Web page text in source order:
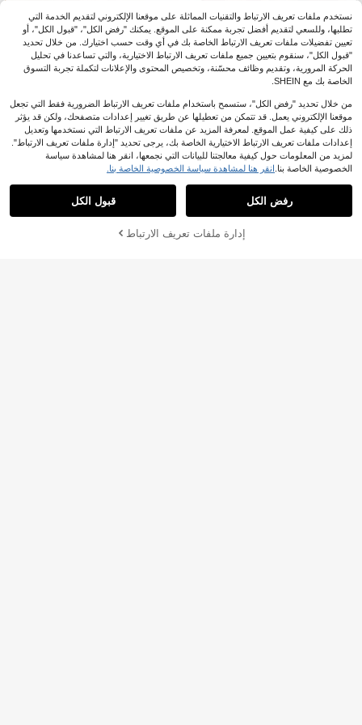
5
Rafferiza
Rafferiza فستان أنيق بياقة على شكل ح
رف V مطوي وخصر مشدود وشق، جذاب
وأنيق، مناسب للارتداء اليومي والعطلات،
لون أزرق فاتح، ربيع/صيف
6# الأفضل مبيعا
في شق فساتين النساء
50+ يقول "صحيح للصورة"
في شق فساتين النساء
في شق فساتين النساء
في شق فساتين النساء
48.00
7
توفير 1.83
فستان كارديجان أنيق للنساء بياقة قمي
ص وأكمام طويلة، مناسب للارتداء اليومي
والشاطئ والعطلات والعودة إلى المدرس
ة وعيد الشكر والهالوين
1# الأفضل مبيعا
200+ يقول "أنيق"
عملاء متكررون بشكل كبير
200+ يقول "أنيق"
 59
%3-
أضف إلى عربة التسوق بنجاح
نستخدم ملفات تعريف الارتباط والتقنيات المماثلة على موقعنا الإلكتروني لتقديم الخدمة التي
تطلبها، وللسعي لتقديم أفضل تجربة ممكنة على الموقع. يمكنك "رفض الكل"، "قبول الكل"، أو
تعيين تفضيلات ملفات تعريف الارتباط الخاصة بك في أي وقت حسب اختيارك. من خلال تحديد
"قبول الكل"، سنقوم بتعيين جميع ملفات تعريف الارتباط الاختيارية، والتي تساعدنا في تحليل
الحركة المرورية، وتقديم وظائف محسّنة، وتخصيص المحتوى والإعلانات لتكملة تجربة التسوق
الخاصة بك مع SHEIN.
من خلال تحديد "رفض الكل"، ستسمح باستخدام ملفات تعريف الارتباط الضرورية فقط التي تجعل
موقعنا الإلكتروني يعمل. قد تتمكن من تعطيلها عن طريق تغيير إعدادات متصفحك، ولكن قد يؤثر
ذلك على كيفية عمل الموقع. لمعرفة المزيد عن ملفات تعريف الارتباط التي نستخدمها وتعديل
إعدادات ملفات تعريف الارتباط الاختيارية الخاصة بك، يرجى تحديد "إدارة ملفات تعريف الارتباط".
لمزيد من المعلومات حول كيفية معالجتنا للبيانات التي نجمعها، انقر هنا لمشاهدة سياسة
الخصوصية الخاصة بنا. انقر هنا لمشاهدة سياسة الخصوصية الخاصة بنا.
رفض الكل قبول الكل
إدارة ملفات تعريف الارتباط